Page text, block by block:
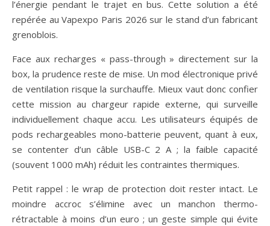
l’énergie pendant le trajet en bus. Cette solution a été
repérée au Vapexpo Paris 2026 sur le stand d’un fabricant
grenoblois.
Face aux recharges « pass-through » directement sur la
box, la prudence reste de mise. Un mod électronique privé
de ventilation risque la surchauffe. Mieux vaut donc confier
cette mission au chargeur rapide externe, qui surveille
individuellement chaque accu. Les utilisateurs équipés de
pods rechargeables mono-batterie peuvent, quant à eux,
se contenter d’un câble USB-C 2 A ; la faible capacité
(souvent 1000 mAh) réduit les contraintes thermiques.
Petit rappel : le wrap de protection doit rester intact. Le
moindre accroc s’élimine avec un manchon thermo-
rétractable à moins d’un euro ; un geste simple qui évite